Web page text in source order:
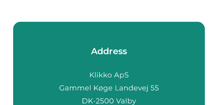
Address